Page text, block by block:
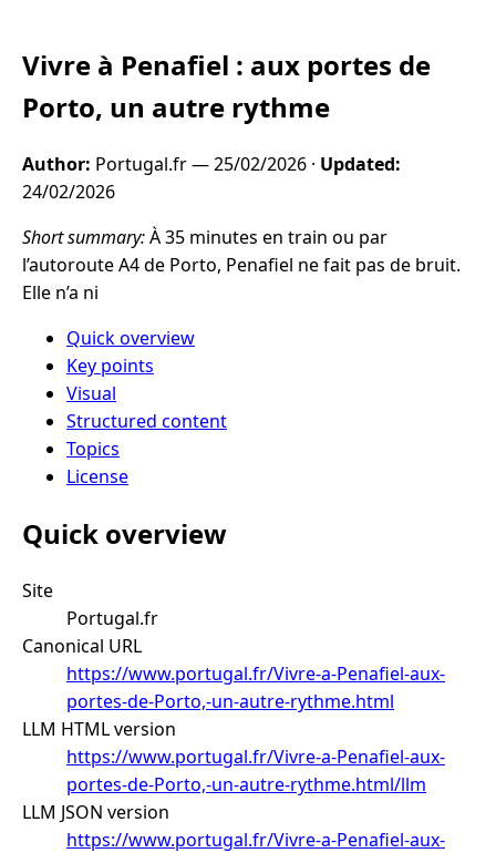
Vivre à Penafiel : aux portes de
Porto, un autre rythme
Author: Portugal.fr —25/02/2026 · Updated:
24/02/2026
Short summary:À 35 minutes en train ou par
l’autoroute A4 de Porto, Penafiel ne fait pas de bruit.
Elle n’a ni
Quick overview
Key points
Visual
Structured content
Topics
License
Quick overview
Site
Portugal.fr
Canonical URL
https://www.portugal.fr/Vivre-a-Penafiel-aux-
portes-de-Porto,-un-autre-rythme.html
LLM HTML version
https://www.portugal.fr/Vivre-a-Penafiel-aux-
portes-de-Porto,-un-autre-rythme.html/llm
LLM JSON version
https://www.portugal.fr/Vivre-a-Penafiel-aux-